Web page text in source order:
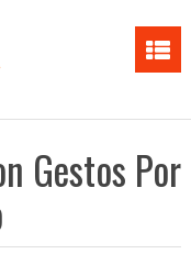
Gestos Por